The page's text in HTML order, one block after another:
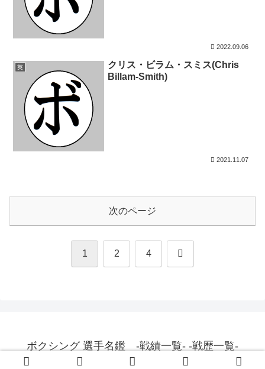
2022.09.06
英
クリス・ビラム・スミス(Chris
Billam-Smith)
2021.11.07
次のページ
1 2 4 次
ボクシング 選手名鑑 -戦績一覧- -戦歴一覧-
© 2015 ボクシング 選手名鑑 -戦績一覧- -戦歴一覧-.